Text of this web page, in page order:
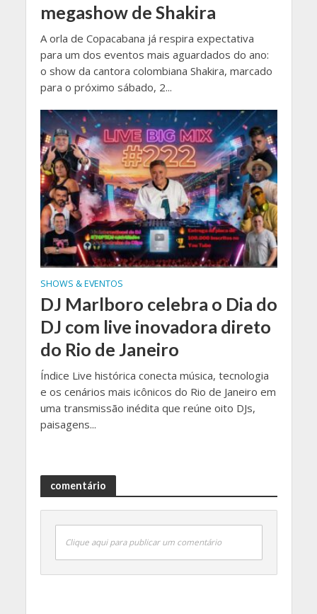
megashow de Shakira
A orla de Copacabana já respira expectativa
para um dos eventos mais aguardados do ano:
o show da cantora colombiana Shakira, marcado
para o próximo sábado, 2...
SHOWS & EVENTOS
DJ Marlboro celebra o Dia do
DJ com live inovadora direto
do Rio de Janeiro
Índice Live histórica conecta música, tecnologia
e os cenários mais icônicos do Rio de Janeiro em
uma transmissão inédita que reúne oito DJs,
paisagens...
comentário
Clique aqui para publicar um comentário